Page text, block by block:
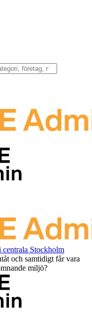
Stockholm
och samtidigt får vara
miljö?